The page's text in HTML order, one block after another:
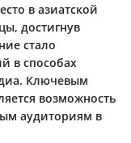
в азиатской
достигнув
стало
в способах
Ключевым
возможность
аудиториям в